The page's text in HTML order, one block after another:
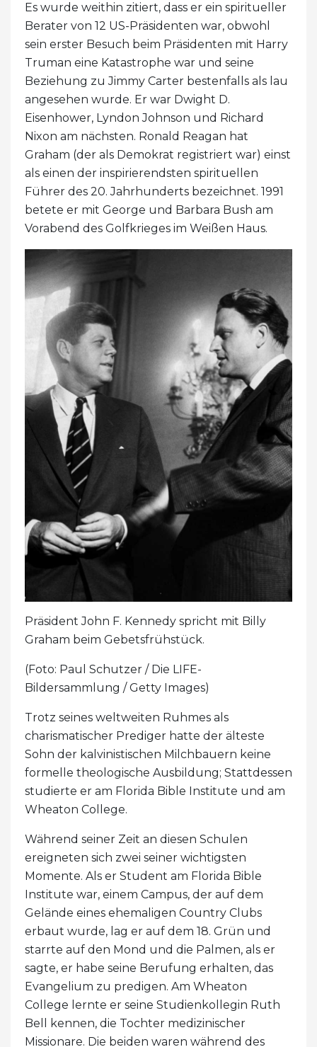
Es wurde weithin zitiert, dass er ein spiritueller
Berater von 12 US-Präsidenten war, obwohl
sein erster Besuch beim Präsidenten mit Harry
Truman eine Katastrophe war und seine
Beziehung zu Jimmy Carter bestenfalls als lau
angesehen wurde. Er war Dwight D.
Eisenhower, Lyndon Johnson und Richard
Nixon am nächsten. Ronald Reagan hat
Graham (der als Demokrat registriert war) einst
als einen der inspirierendsten spirituellen
Führer des 20. Jahrhunderts bezeichnet. 1991
betete er mit George und Barbara Bush am
Vorabend des Golfkrieges im Weißen Haus.
Präsident John F. Kennedy spricht mit Billy
Graham beim Gebetsfrühstück.
(Foto: Paul Schutzer / Die LIFE-
Bildersammlung / Getty Images)
Trotz seines weltweiten Ruhmes als
charismatischer Prediger hatte der älteste
Sohn der kalvinistischen Milchbauern keine
formelle theologische Ausbildung; Stattdessen
studierte er am Florida Bible Institute und am
Wheaton College.
Während seiner Zeit an diesen Schulen
ereigneten sich zwei seiner wichtigsten
Momente. Als er Student am Florida Bible
Institute war, einem Campus, der auf dem
Gelände eines ehemaligen Country Clubs
erbaut wurde, lag er auf dem 18. Grün und
starrte auf den Mond und die Palmen, als er
sagte, er habe seine Berufung erhalten, das
Evangelium zu predigen. Am Wheaton
College lernte er seine Studienkollegin Ruth
Bell kennen, die Tochter medizinischer
Missionare. Die beiden waren während des